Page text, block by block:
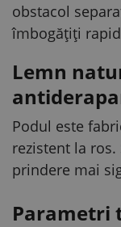
obstacol
îmbogățiți
Lemn
Podul este
rezistent la
prindere mai
Parametri